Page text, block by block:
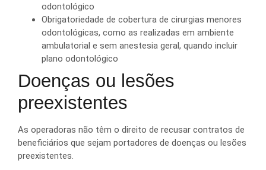
odontológico
Obrigatoriedade de cobertura de cirurgias menores
odontológicas, como as realizadas em ambiente
ambulatorial e sem anestesia geral, quando incluir
plano odontológico
Doenças ou lesões
preexistentes
As operadoras não têm o direito de recusar contratos de
beneficiários que sejam portadores de doenças ou lesões
preexistentes.